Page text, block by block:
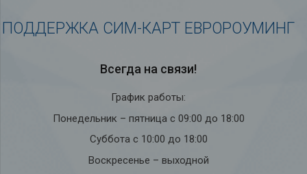
ПОДДЕРЖКА СИМ-КАРТ ЕВРОРОУМИНГ
Всегда на связи!
График работы:
Понедельник – пятница с 09:00 до 18:00
Суббота с 10:00 до 18:00
Воскресенье – выходной